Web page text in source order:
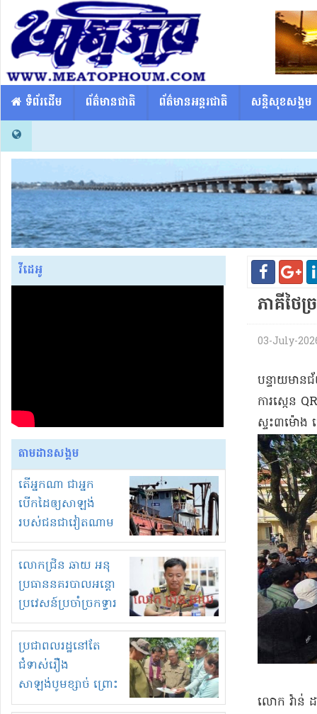
​​ ទំព័រដើម ព័ត៌មានជាតិ ព័ត៌មានអន្តរជាតិ សន្តិសុខសង្គម
វីដេអូ
តាមដានសង្គម
តើអ្នកណា ជាអ្នក
បើកដៃឲ្យសាឡង់
របស់ជនជាវៀតណាម
ចូល មកខុស
ច្បាប់លួចបូមខ្សាច់នៅ
ក្នុងប្រទេសកម្ពុជា
លោកជ្រិន ឆាយ អនុ
ប្រធាននគរបាលអន្តោ
ប្រវេសន៍ប្រចាំច្រកទ្វារ
ព្រំដែនភ្នំឌិន និងឈ្មួញ
មួយចំនួនទៀត
កំពង់តែគុបគិតគ្នា
ធ្វើសកម្មភាពរកស៊ីនិង
ស្តុកទំនិញគេចពន្ធ?
ប្រជាពលរដ្ឋនៅតែ
ជំទាស់រឿង
សាឡង់បូមខ្សាច់ ព្រោះ
ខ្លាចបាក់ច្រាំងទៀត!
ភាគី​ថៃ​ច្
03-July-
បន្ទាយមាន
ការ​ស្កេ​ន
ស្ទះ​៣​ម៉ោង
លោក វ៉ាន់ ដ